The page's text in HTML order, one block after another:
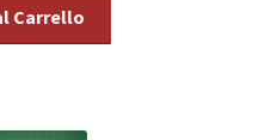
Carrello